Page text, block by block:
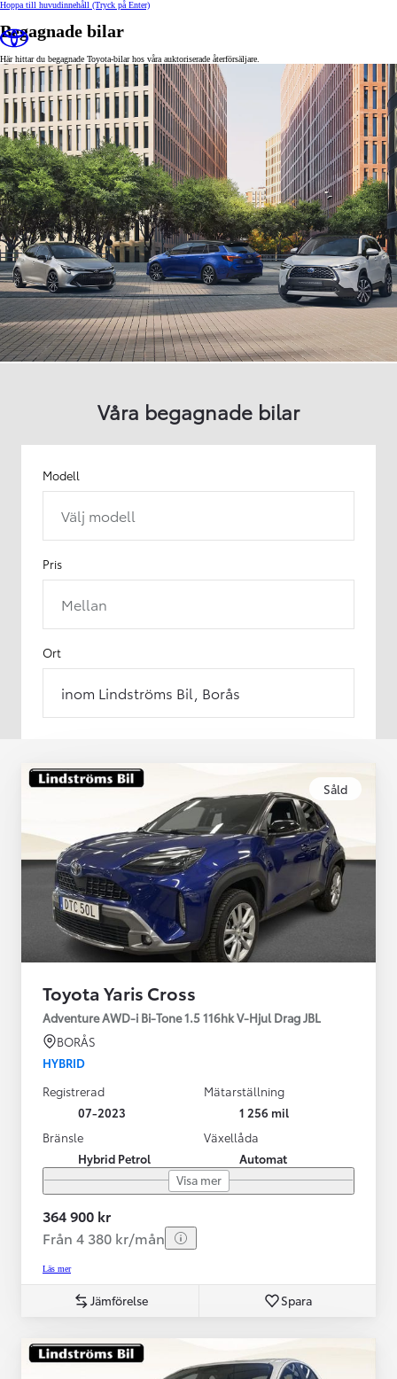
Hoppa till huvudinnehåll (Tryck på Enter)
Begagnade bilar
Här hittar du begagnade Toyota-bilar hos våra auktoriserade återförsäljare.
Våra begagnade bilar
Modell
Välj modell
Pris
Mellan
Ort
inom Lindströms Bil, Borås
Såld
Toyota Yaris Cross
Adventure AWD-i Bi-Tone 1.5 116hk V-Hjul Drag JBL
BORÅS
HYBRID
Registrerad
07-2023
Mätarställning
1 256 mil
Bränsle
Hybrid Petrol
Växellåda
Automat
Visa mer
364 900 kr
Från 4 380 kr/mån
Läs mer
Jämförelse Spara